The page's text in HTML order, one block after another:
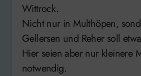
Wittrock.
Nicht nur in Multhöpen,
Gellersen und Reher soll
Hier seien aber nur kleinere
notwendig.